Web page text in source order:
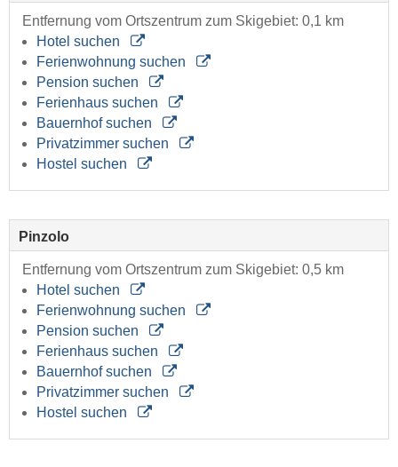
Entfernung vom Ortszentrum zum Skigebiet: 0,1 km
Hotel suchen
Ferienwohnung suchen
Pension suchen
Ferienhaus suchen
Bauernhof suchen
Privatzimmer suchen
Hostel suchen
Pinzolo
Entfernung vom Ortszentrum zum Skigebiet: 0,5 km
Hotel suchen
Ferienwohnung suchen
Pension suchen
Ferienhaus suchen
Bauernhof suchen
Privatzimmer suchen
Hostel suchen